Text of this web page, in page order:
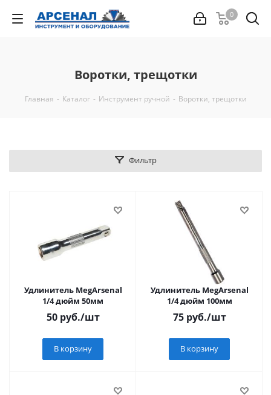
0
Воротки, трещотки
Главная - Каталог - Инструмент ручной - Воротки, трещотки
Фильтр
Удлинитель MegArsenal
1/4 дюйм 50мм
50руб./шт
В корзину
Удлинитель MegArsenal
1/4 дюйм 100мм
75руб./шт
В корзину